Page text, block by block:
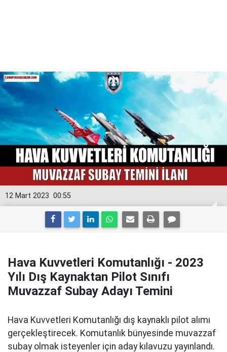
00:55
12 Mart 2023
Hava Kuvvetleri Komutanlığı - 2023
Yılı Dış Kaynaktan Pilot Sınıfı
Muvazzaf Subay Adayı Temini
Hava Kuvvetleri Komutanlığı dış kaynaklı pilot alımı
gerçekleştirecek. Komutanlık bünyesinde muvazzaf
subay olmak isteyenler için aday kılavuzu yayınlandı.